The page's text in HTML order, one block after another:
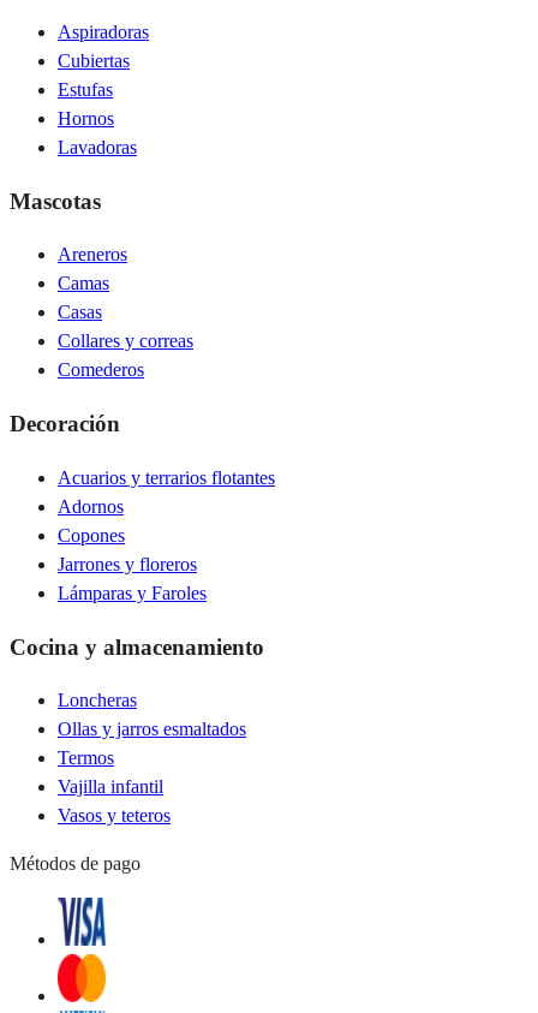
Aspiradoras
Cubiertas
Estufas
Hornos
Lavadoras
Mascotas
Areneros
Camas
Casas
Collares y correas
Comederos
Decoración
Acuarios y terrarios flotantes
Adornos
Copones
Jarrones y floreros
Lámparas y Faroles
Cocina y almacenamiento
Loncheras
Ollas y jarros esmaltados
Termos
Vajilla infantil
Vasos y teteros
Métodos de pago